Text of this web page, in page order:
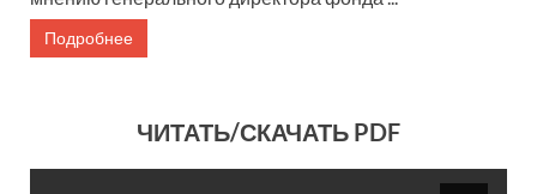
Подробнее
ЧИТАТЬ/СКАЧАТЬ PDF